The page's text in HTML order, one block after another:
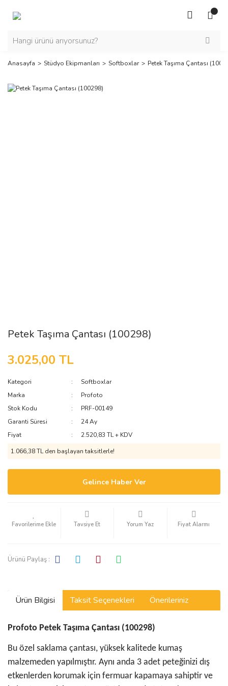
Anasayfa Stüdyo Ekipmanları Softboxlar Petek Taşıma Çantası
Petek Taşıma Çantası (100298)
3.025,00 TL
Kategori
Softboxlar
Marka
Profoto
Stok Kodu
PRF-00149
Garanti Süresi
24 Ay
Fiyat
2.520,83 TL + KDV
1.066,38 TL den başlayan taksitlerle!
Gelince Haber Ver
Tavsiye Et Yorum Yaz Fiyat Alarmı
Ürünü Paylaş :
Ürün Bilgisi Taksit Seçenekleri Önerileriniz
Profoto Petek Taşıma Çantası (100298)
Bu özel saklama çantası, yüksek kalitede kumaş
malzemeden yapılmıştır. Aynı anda 3 adet peteğinizi dış
etkenlerden korumak için fermuar kapamaya sahiptir ve